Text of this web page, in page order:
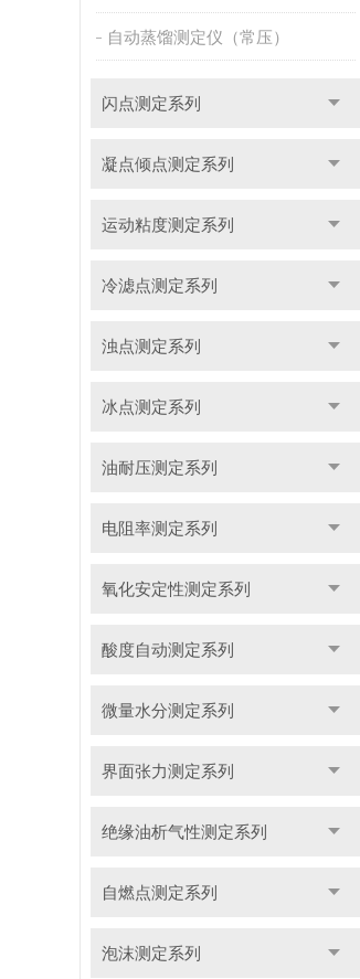
自动蒸馏测定仪（常压）
闪点测定系列
凝点倾点测定系列
运动粘度测定系列
冷滤点测定系列
浊点测定系列
冰点测定系列
油耐压测定系列
电阻率测定系列
氧化安定性测定系列
酸度自动测定系列
微量水分测定系列
界面张力测定系列
绝缘油析气性测定系列
自燃点测定系列
泡沫测定系列